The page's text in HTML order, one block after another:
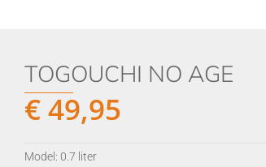
TOGOUCHI NO AGE
€49,95
Model: 0.7 liter